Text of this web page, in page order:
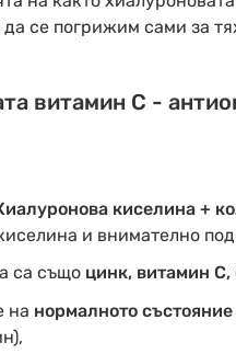
да се погрижим сами за
витамин С -
киселина +
и внимателно
са също цинк, витамин
на нормалното състояние